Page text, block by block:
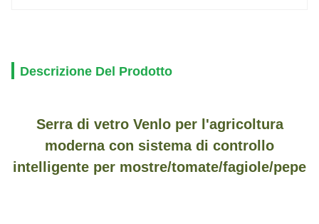
Descrizione Del Prodotto
Serra di vetro Venlo per l'agricoltura
moderna con sistema di controllo
intelligente per mostre/tomate/fagiole/pepe